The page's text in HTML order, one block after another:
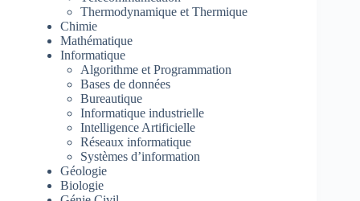
Thermodynamique et Thermique
Chimie
Mathématique
Informatique
Algorithme et Programmation
Bases de données
Bureautique
Informatique industrielle
Intelligence Artificielle
Réseaux informatique
Systèmes d’information
Géologie
Biologie